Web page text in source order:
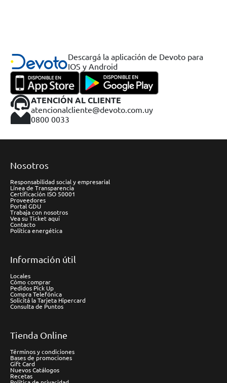
Descargá la aplicación de Devoto para
IOS y Android
ATENCIÓN AL CLIENTE
atencionalcliente@devoto.com.uy
0800 0033
Nosotros
Responsabilidad social y empresarial
Línea de Transparencia
Certificación ISO 50001
Proveedores
Portal GDU
Trabaja con nosotros
Vea su Ticket aquí
Contacto
Política energética
Información útil
Locales
Cómo comprar
Pedidos Pick Up
Compra Telefónica
Solicitá la Tarjeta Hipercard
Consulta de Puntos
Tienda Online
Términos y condiciones
Bases de promociones
Gift Card
Nuevos Catálogos
Recetas